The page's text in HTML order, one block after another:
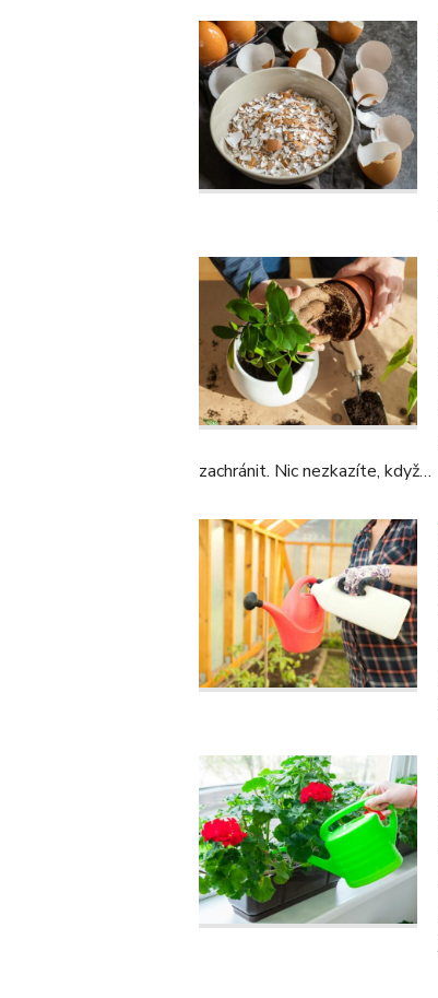
zachránit. Nic nezkazíte, když…